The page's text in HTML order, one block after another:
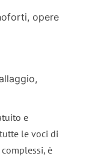
opere
e
le voci di
è